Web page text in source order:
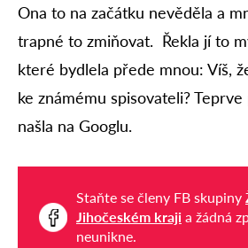
Ona to na začátku nevěděla a
trapné to zmiňovat. Řekla jí to
které bydlela přede mnou: Víš,
ke známému spisovateli?
našla na Googlu.
Staňte se členy FB skupiny
Jihočeském kraji a žádná
neunikne.